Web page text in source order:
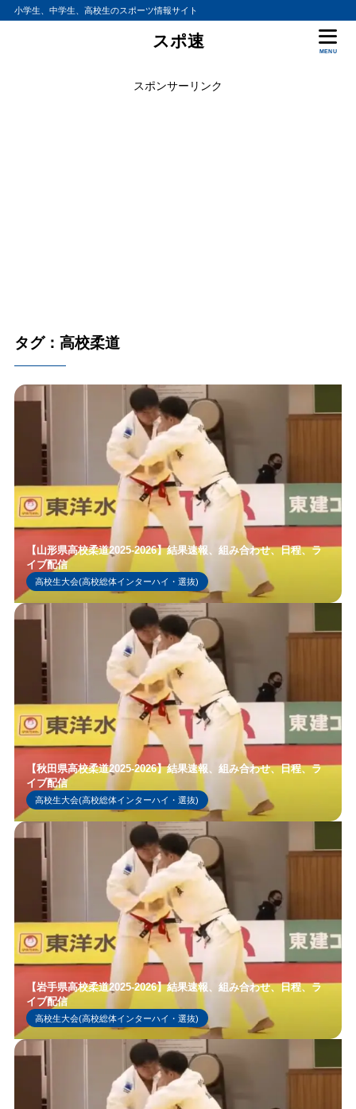
小学生、中学生、高校生のスポーツ情報サイト
スポ速
MENU
スポンサーリンク
タグ：高校柔道
【山形県高校柔道2025-2026】結果速報、組み合わせ、日程、ラ
イブ配信
高校生大会(高校総体インターハイ・選抜)
【秋田県高校柔道2025-2026】結果速報、組み合わせ、日程、ラ
イブ配信
高校生大会(高校総体インターハイ・選抜)
【岩手県高校柔道2025-2026】結果速報、組み合わせ、日程、ラ
イブ配信
高校生大会(高校総体インターハイ・選抜)